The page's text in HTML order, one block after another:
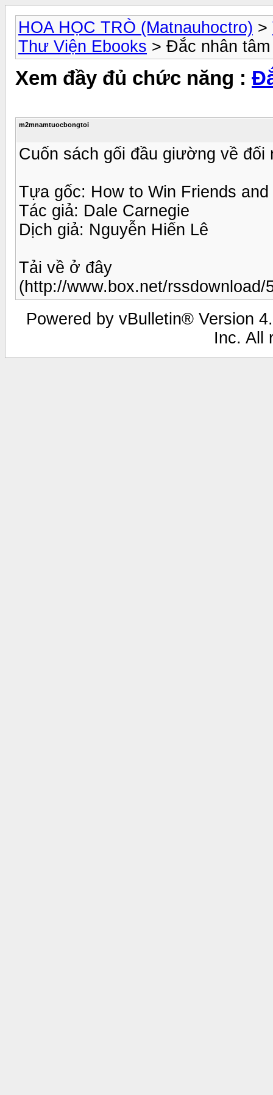
HOA HỌC TRÒ (Matnauhoctro) >
Thư Viện Ebooks > Đắc nhân
Xem đầy đủ chức năng :
m2mnamtuocbongtoi
Cuốn sách gối đầu giường về đối
Tựa gốc: How to Win Friends
Tác giả: Dale Carnegie
Dịch giả: Nguyễn Hiến Lê
Tải về ở đây
(http://www.box.net/
Powered by vBulletin® Version
Inc. All